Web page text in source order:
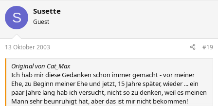
S Susette
Guest
13 Oktober 2003 #19
Original von Cat_Max
Ich hab mir diese Gedanken schon immer gemacht - vor meiner
Ehe, zu Beginn meiner Ehe und jetzt, 15 Jahre später, wieder ... ein
paar Jahre lang hab ich versucht, nicht so zu denken, weil es meinen
Mann sehr beunruhigt hat, aber das ist mir nicht bekommen!